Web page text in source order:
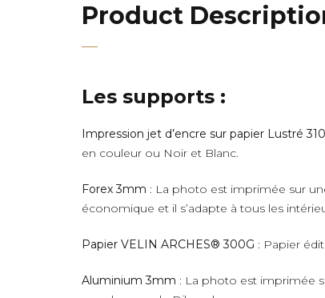
Product
Les supports :
Impression jet d’encre sur papier Lustré
en couleur ou Noir et Blanc.
Forex 3mm : La photo est imprimée sur
économique et il s’adapte à tous les
Papier VELIN ARCHES® 300G : Papier
Aluminium 3mm : La photo est imprimée